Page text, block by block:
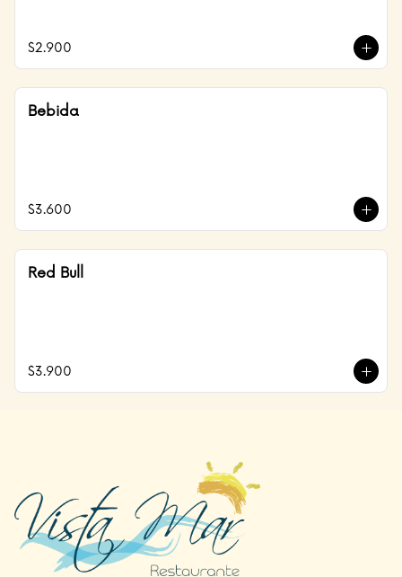
$2.900
Bebida
$3.600
Red Bull
$3.900